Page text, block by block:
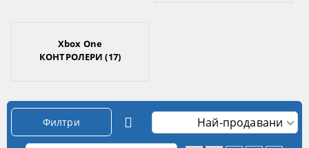
Xbox One
КОНТРОЛЕРИ (17)
Филтри